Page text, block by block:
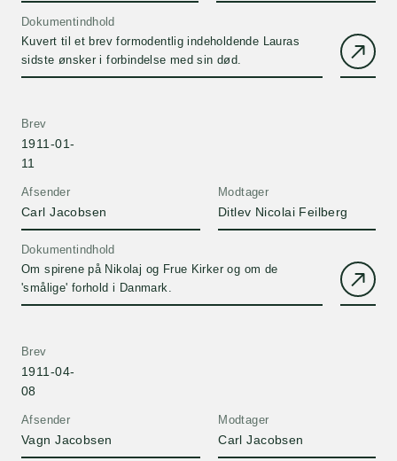
Dokumentindhold
Kuvert til et brev formodentlig indeholdende Lauras
sidste ønsker i forbindelse med sin død.
Afsender
Carl Jacobsen
Brev
1911-01-
11
Modtager
Ditlev Nicolai Feilberg
Dokumentindhold
Om spirene på Nikolaj og Frue Kirker og om de
'smålige' forhold i Danmark.
Afsender
Vagn Jacobsen
Brev
1911-04-
08
Modtager
Carl Jacobsen